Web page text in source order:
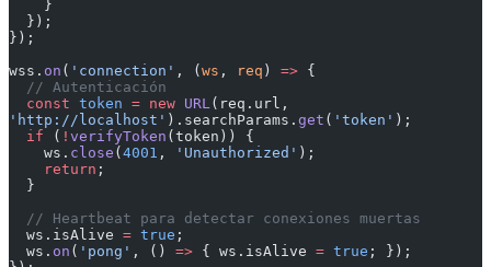
    }
  });
});
wss. on ( 'connection' , ( ws , req ) => {
  // Autenticación
  const
token = new URL
'http://localhost' ).searchParams. get ( 'token' );
  if
( ! verifyToken (token)) {
    ws.
close ( 4001 , 'Unauthorized' );
    return
;
  }
  // Heartbeat para detectar conexiones muertas
  ws.isAlive
= true ;
  ws.
on ( 'pong' , () => { ws.isAlive = true ; });